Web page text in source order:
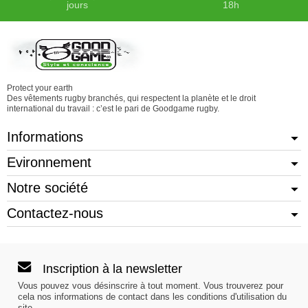
jours
18h
Protect your earth
Des vêtements rugby branchés, qui respectent la planète et le droit
international du travail : c’est le pari de Goodgame rugby.
Informations
Evironnement
Notre société
Contactez-nous
Inscription à la newsletter
Vous pouvez vous désinscrire à tout moment. Vous trouverez pour
cela nos informations de contact dans les conditions d'utilisation du